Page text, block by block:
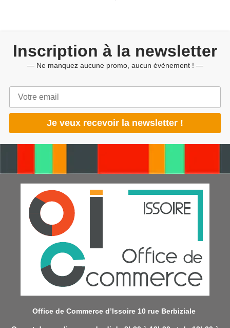
Inscription à la newsletter
— Ne manquez aucune promo, aucun évènement ! —
Office de Commerce d’Issoire 10 rue Berbiziale